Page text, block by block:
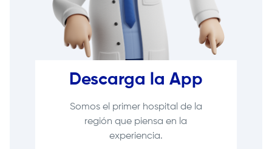
Descarga la App
Somos el primer hospital de la
región que piensa en la
experiencia.